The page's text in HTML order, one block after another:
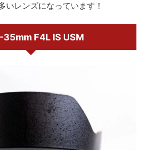
いレンズになっています！
35mm F4L IS USM